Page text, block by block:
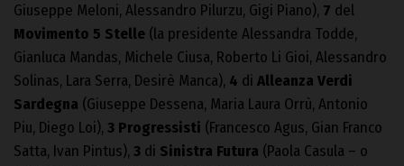
Giuseppe Meloni, Alessandro Pilurzu, Gigi Piano), 7 del
Movimento 5 Stelle (la presidente Alessandra Todde,
Gianluca Mandas, Michele Ciusa, Roberto Li Gioi, Alessandro
Solinas, Lara Serra, Desirè Manca), 4 di Alleanza Verdi
Sardegna (Giuseppe Dessena, Maria Laura Orrù, Antonio
Piu, Diego Loi), 3 Progressisti (Francesco Agus, Gian Franco
Satta, Ivan Pintus), 3 di Sinistra Futura (Paola Casula – o